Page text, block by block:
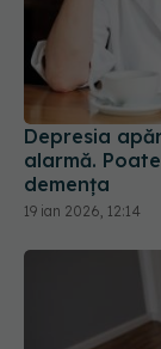
Depresia
alarmă.
demența
19 ian 2026, 12:14